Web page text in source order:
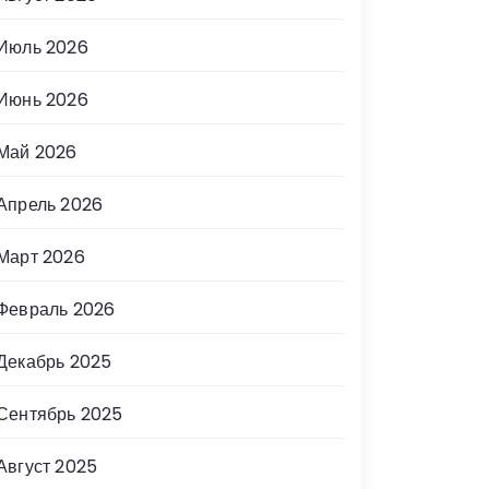
2026
2026
2026
2026
2026
2026
2025
2025
2025